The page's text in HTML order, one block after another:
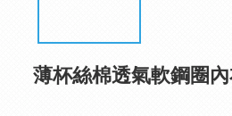
薄杯絲棉透氣軟鋼圈